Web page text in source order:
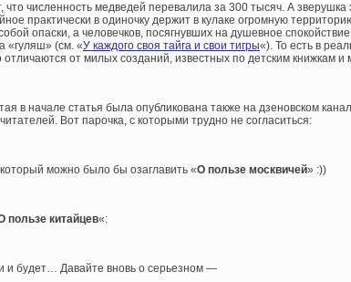
что численность медведей перевалила за 300 тысяч. А зверушка
практически в одиночку держит в кулаке огромную
опаски, а человечков, посягнувших на душевное
«гуляш» (см. «У каждого своя тайга и свои тигры«). То есть в
отличаются от милых созданий, известных по детским книжкам и
в начале статья была опубликована также на дзеновском
Вот парочка, с которыми трудно не согласиться:
можно было бы озаглавить «О пользе москвичей» :))
пользе китайцев«:
и будет… Давайте вновь о серьезном —